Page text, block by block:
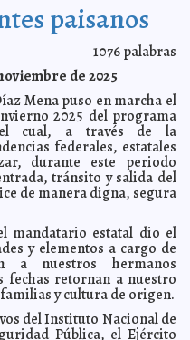
iniciativa de Ley de Sofincos.
en temas urbanos;
sumaron a la lucha contra el
Mena enciende el árbol
el podcast “Relatos de la
Spotify Wrapped 2025 A7
la corrupción en municipios
Mi Lugar”, experiencia de
desde las instituciones
fortalece acciones para
atiende a tianguistas. A7
19 arribos de cruceros en
paisanos
1076palabras
de 2025
Mena puso en marcha el
2025 del programa
el cual, a través de la
federales, estatales
durante este periodo
tránsito y salida del
de manera digna, segura
mandatario estatal dio el
y elementos a cargo de
a nuestros hermanos
fechas retornan a nuestro
y cultura de origen.
del Instituto Nacional de
Pública, el Ejército